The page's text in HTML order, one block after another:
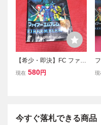
【希少・即決】FC ファミ
コン『ファイアーエムブ
現在 580円 現
今すぐ落札できる商品